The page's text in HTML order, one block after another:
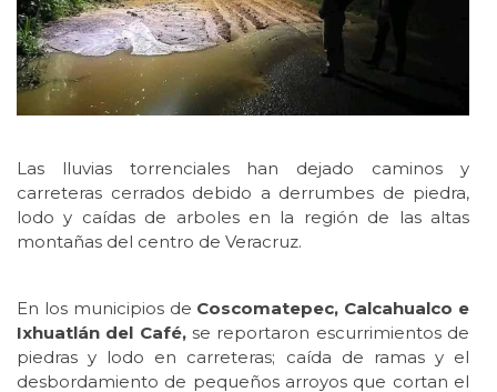
Las lluvias torrenciales han dejado caminos y
carreteras cerrados debido a derrumbes de piedra,
lodo y caídas de arboles en la región de las altas
montañas del centro de Veracruz.
En los municipios de Coscomatepec, Calcahualco e
Ixhuatlán del Café,se reportaron escurrimientos de
piedras y lodo en carreteras; caída de ramas y el
desbordamiento de pequeños arroyos que cortan el